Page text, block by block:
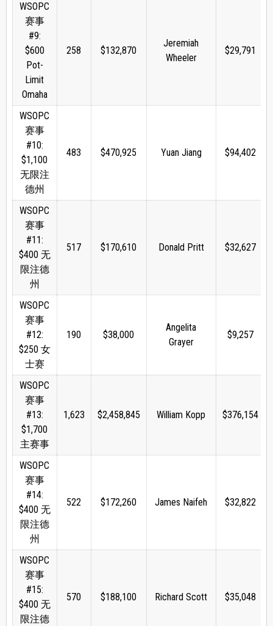
WSOPC
赛事
#9:
$600
Pot-
Limit
Omaha
258 $132,870
Jeremiah
Wheeler
$29,791
WSOPC
赛事
#10:
$1,100
无限注
德州
483 $470,925 Yuan Jiang $94,402
WSOPC
赛事
#11:
$400 无
限注德
州
517 $170,610 Donald Pritt $32,627
WSOPC
赛事
#12:
$250 女
士赛
190 $38,000
Angelita
Grayer
$9,257
WSOPC
赛事
#13:
$1,700
主赛事
1,623 $2,458,845 William Kopp $376,154
WSOPC
赛事
#14:
$400 无
限注德
州
522 $172,260 James Naifeh $32,822
WSOPC
赛事
#15:
$400 无
限注德
570 $188,100 Richard Scott $35,048